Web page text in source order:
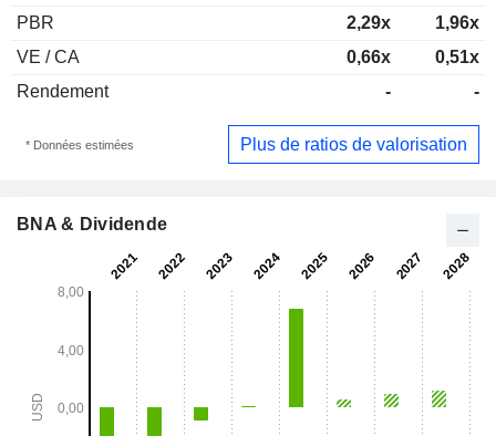
PBR 2,29x
1,96x
VE / CA
0,66x
0,51x
Rendement
- -
* Données estimées Plus de ratios de valorisation
BNA & Dividende